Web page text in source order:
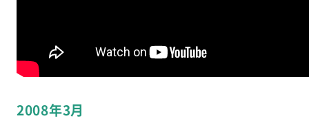
2008年3月